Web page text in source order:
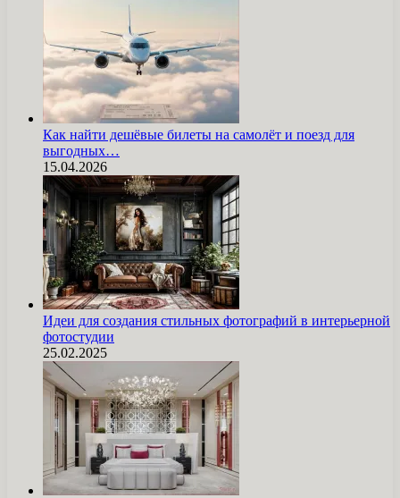
Как найти дешёвые билеты на самолёт и поезд для
выгодных…
15.04.2026
Идеи для создания стильных фотографий в интерьерной
фотостудии
25.02.2025